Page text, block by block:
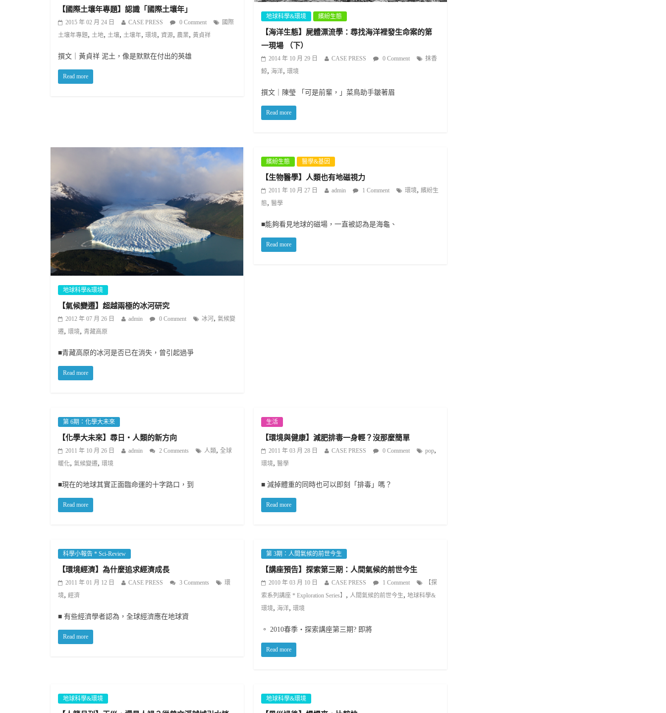
【國際土壤年專題】認識「國際土壤年」
2015 年 02 月 24 日 CASE PRESS 0 Comment
國際
土壤年專題, 土地, 土壤, 土壤年, 環境, 資源, 農業, 黃貞祥
撰文｜黃貞祥 泥土，像是默默在付出的英雄
Read more
地球科學&環境 繽紛生態
【海洋生態】屍體漂流學：尋找海洋裡發生命案的第
一現場 （下）
2014 年 10 月 29 日 CASE PRESS 0 Comment
抹香
鯨, 海洋,環境
撰文｜陳瑩 「可是前輩，」菜鳥助手皺著眉
Read more
地球科學&環境
【氣候變遷】超越兩極的冰河研究
2012 年 07 月 26 日 admin 0 Comment 冰河, 氣候變
遷, 環境, 青藏高原
■青藏高原的冰河是否已在消失，曾引起過爭
Read more
繽紛生態 醫學&基因
【生物醫學】人類也有地磁視力
2011 年 10 月 27 日 admin 1 Comment 環境,繽紛生
態,醫學
■能夠看見地球的磁場，一直被認為是海龜、
Read more
第 6期：化學大未來
【化學大未來】尋日‧人類的新方向
2011 年 10 月 26 日 admin 2 Comments 人類, 全球
暖化, 氣候變遷, 環境
■現在的地球其實正面臨命運的十字路口，到
Read more
生活
【環境與健康】減肥排毒一身輕？沒那麼簡單
2011 年 03 月 28 日 CASE PRESS 0 Comment pop,
環境,醫學
■ 減掉體重的同時也可以即刻「排毒」嗎？
Read more
科學小報告 * Sci-Review
【環境經濟】為什麼追求經濟成長
2011 年 01 月 12 日 CASE PRESS 3 Comments
環
境, 經濟
■ 有些經濟學者認為，全球經濟應在地球資
Read more
第 3期：人間氣候的前世今生
【講座預告】探索第三期：人間氣候的前世今生
2010 年 03 月 10 日 CASE PRESS 1 Comment
【探
索系列講座 * Exploration Series】 , 人間氣候的前世今生,地球科學&
環境, 海洋,環境
。 2010春季‧探索講座第三期? 即將
Read more
地球科學&環境 地球科學&環境